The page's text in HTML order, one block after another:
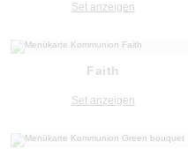
Set anzeigen
Faith
Set anzeigen